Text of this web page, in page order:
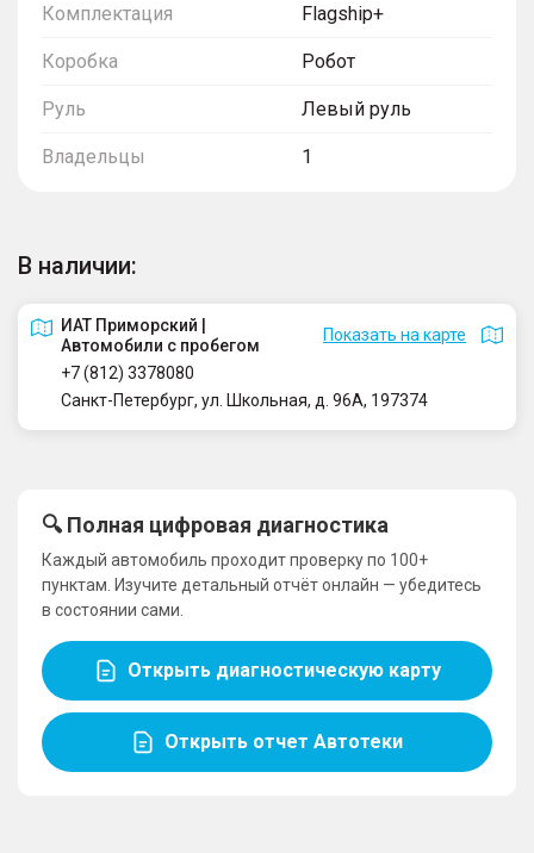
Комплектация Flagship+
Коробка Робот
Руль Левый руль
Владельцы 1
В наличии:
ИАТ Приморский |
Автомобили с пробегом
Показать на карте
+7 (812) 3378080
Санкт-Петербург, ул. Школьная, д. 96А, 197374
🔍 Полная цифровая диагностика
Каждый автомобиль проходит проверку по 100+
пунктам. Изучите детальный отчёт онлайн — убедитесь
в состоянии сами.
Открыть диагностическую карту
Открыть отчет Автотеки